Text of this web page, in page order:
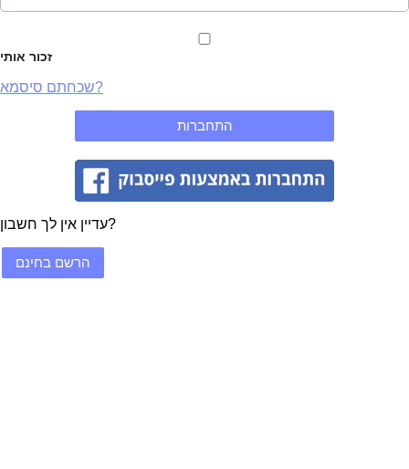
זכור אותי
שכחתם סיסמא?
עדיין אין לך חשבון?
הרשם בחינם